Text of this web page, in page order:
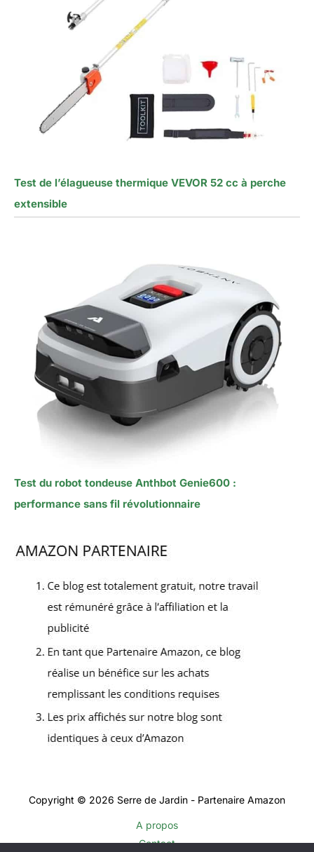
Test de l’élagueuse thermique VEVOR 52 cc à perche
extensible
Test du robot tondeuse Anthbot Genie600 :
performance sans fil révolutionnaire
Copyright © 2026 Serre de Jardin - Partenaire Amazon
A propos
Contact